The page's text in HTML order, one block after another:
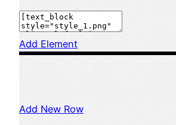
Add Element
Add New Row